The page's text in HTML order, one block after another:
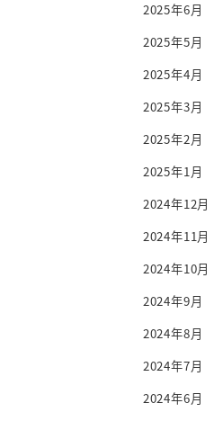
2025年6月
2025年5月
2025年4月
2025年3月
2025年2月
2025年1月
2024年12月
2024年11月
2024年10月
2024年9月
2024年8月
2024年7月
2024年6月